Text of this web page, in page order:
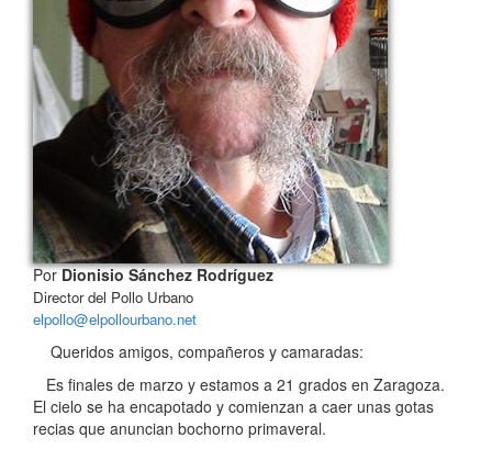
PorDionisio Sánchez Rodríguez
Director del Pollo Urbano
elpollo@elpollourbano.net
Queridos amigos, compañeros y camaradas:
Es finales de marzo y estamos a 21 grados en Zaragoza.
El cielo se ha encapotado y comienzan a caer unas gotas
recias que anuncian bochorno primaveral.